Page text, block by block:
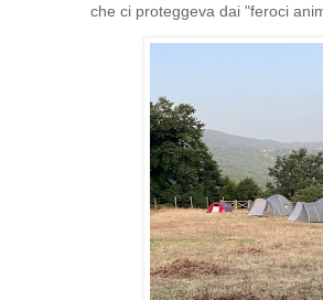
che ci proteggeva dai "feroci